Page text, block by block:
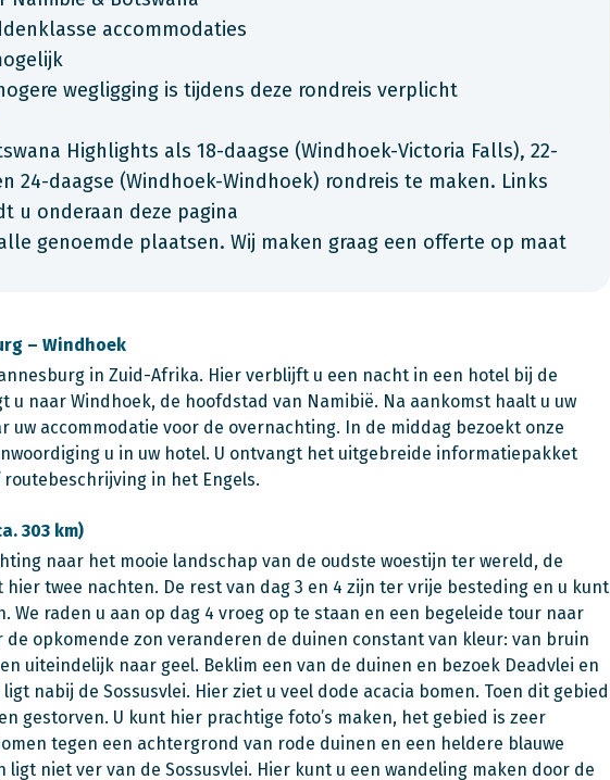
accommodaties
wegligging is tijdens deze rondreis verplicht
Highlights als 18-daagse (Windhoek-Victoria Falls), 22-
24-daagse (Windhoek-Windhoek) rondreis te maken. Links
u onderaan deze pagina
genoemde plaatsen. Wij maken graag een offerte op maat
– Windhoek
in Zuid-Afrika. Hier verblijft u een nacht in een hotel bij de
u naar Windhoek, de hoofdstad van Namibië. Na aankomst haalt u uw
uw accommodatie voor de overnachting. In de middag bezoekt onze
u in uw hotel. U ontvangt het uitgebreide informatiepakket
in het Engels.
303 km)
naar het mooie landschap van de oudste woestijn ter wereld, de
hier twee nachten. De rest van dag 3 en 4 zijn ter vrije besteding en u kunt
We raden u aan op dag 4 vroeg op te staan en een begeleide tour naar
de opkomende zon veranderen de duinen constant van kleur: van bruin
uiteindelijk naar geel. Beklim een van de duinen en bezoek Deadvlei en
nabij de Sossusvlei. Hier ziet u veel dode acacia bomen. Toen dit gebied
gestorven. U kunt hier prachtige foto’s maken, het gebied is zeer
tegen een achtergrond van rode duinen en een heldere blauwe
ligt niet ver van de Sossusvlei. Hier kunt u een wandeling maken door de